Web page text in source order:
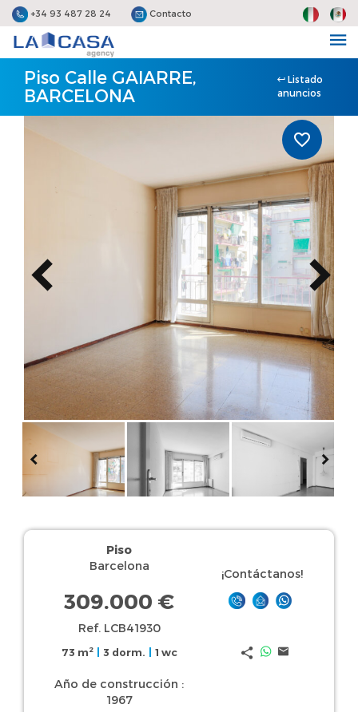
+34 93 487 28 24 Contacto
Piso Calle GAIARRE,
BARCELONA
Listado
anuncios
Piso
Barcelona
309.000 €
Ref. LCB41930
73 m2 3 dorm. 1 wc
Año de construcción :
1967
¡Contáctanos!